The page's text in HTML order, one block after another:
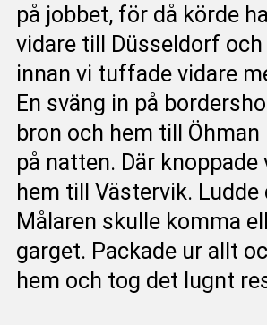
på jobbet, för då körde
vidare till Düsseldorf
innan vi tuffade vidare
En sväng in på
bron och hem till
på natten. Där
hem till Västervik.
Målaren skulle komma
garget. Packade ur allt
hem och tog det lugnt